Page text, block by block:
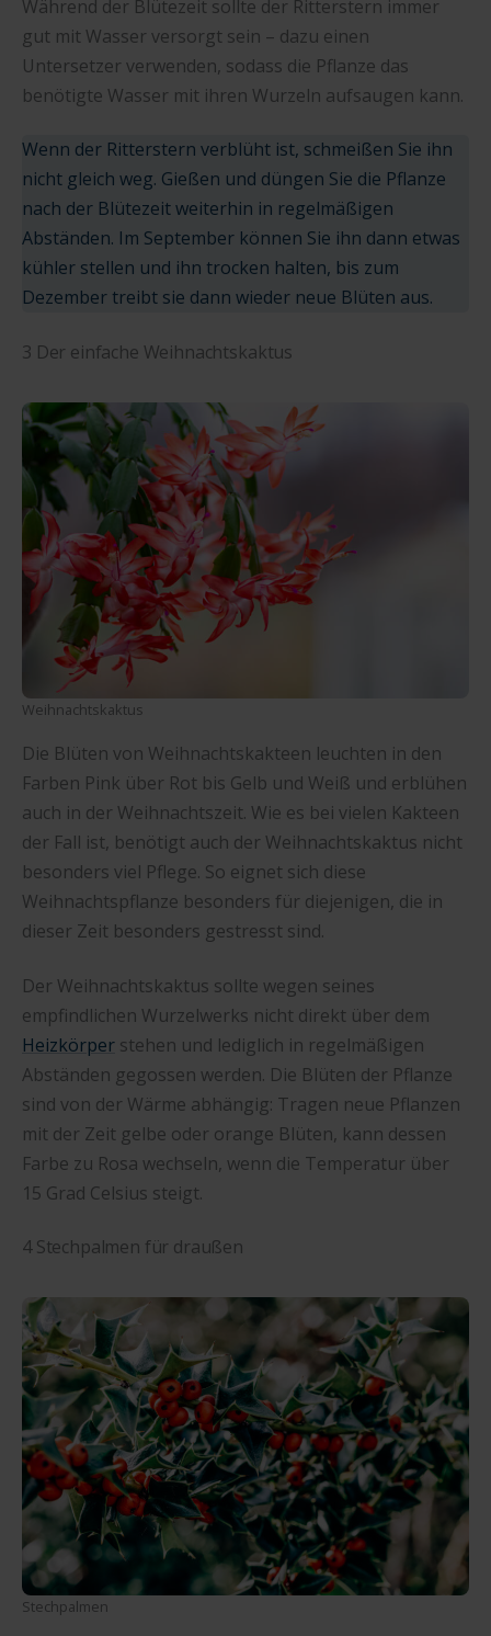
Während der Blütezeit sollte der Ritterstern immer
gut mit Wasser versorgt sein – dazu einen
Untersetzer verwenden, sodass die Pflanze das
benötigte Wasser mit ihren Wurzeln aufsaugen kann.
Wenn der Ritterstern verblüht ist, schmeißen Sie ihn
nicht gleich weg. Gießen und düngen Sie die Pflanze
nach der Blütezeit weiterhin in regelmäßigen
Abständen. Im September können Sie ihn dann etwas
kühler stellen und ihn trocken halten, bis zum
Dezember treibt sie dann wieder neue Blüten aus.
3 Der einfache Weihnachtskaktus
Weihnachtskaktus
Die Blüten von Weihnachtskakteen leuchten in den
Farben Pink über Rot bis Gelb und Weiß und erblühen
auch in der Weihnachtszeit. Wie es bei vielen Kakteen
der Fall ist, benötigt auch der Weihnachtskaktus nicht
besonders viel Pflege. So eignet sich diese
Weihnachtspflanze besonders für diejenigen, die in
dieser Zeit besonders gestresst sind.
Der Weihnachtskaktus sollte wegen seines
empfindlichen Wurzelwerks nicht direkt über dem
Heizkörper stehen und lediglich in regelmäßigen
Abständen gegossen werden. Die Blüten der Pflanze
sind von der Wärme abhängig: Tragen neue Pflanzen
mit der Zeit gelbe oder orange Blüten, kann dessen
Farbe zu Rosa wechseln, wenn die Temperatur über
15 Grad Celsius steigt.
4 Stechpalmen für draußen
Stechpalmen